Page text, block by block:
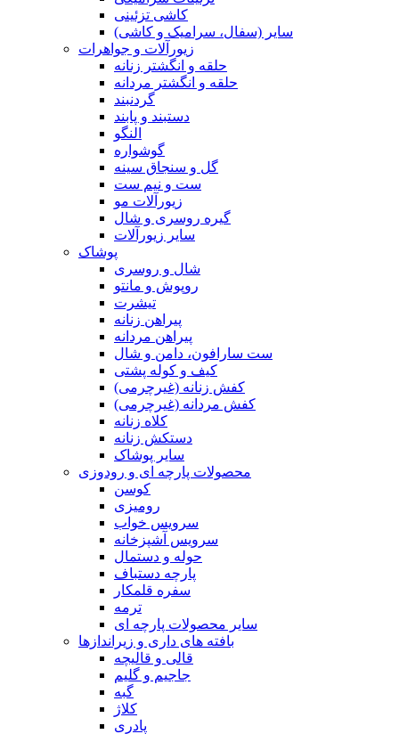
کاشی تزئینی
سایر (سفال، سرامیک و کاشی)
زیورآلات و جواهرات
حلقه و انگشتر زنانه
حلقه و انگشتر مردانه
گردنبند
دستبند و پابند
النگو
گوشواره
گل و سنجاق سینه
ست و نیم ست
زیورآلات مو
گیره روسری و شال
سایر زیورآلات
پوشاک
شال و روسری
روپوش و مانتو
تیشرت
پیراهن زنانه
پیراهن مردانه
ست سارافون، دامن و شال
کیف و کوله پشتی
کفش زنانه (غیرچرمی)
کفش مردانه (غیرچرمی)
کلاه زنانه
دستکش زنانه
سایر پوشاک
محصولات پارچه ای و رودوزی
کوسن
رومیزی
سرویس خواب
سرویس آشپزخانه
حوله و دستمال
پارچه دستباف
سفره قلمکار
ترمه
سایر محصولات پارچه ای
بافته های داری و زیراندازها
قالی و قالیچه
جاجیم و گلیم
گبه
کلاژ
پادری